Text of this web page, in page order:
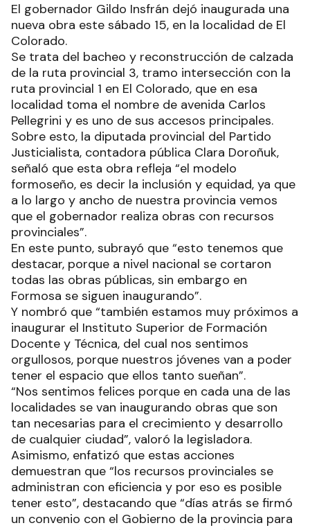
El gobernador Gildo Insfrán dejó inaugurada una
nueva obra este sábado 15, en la localidad de El
Colorado.
Se trata del bacheo y reconstrucción de calzada
de la ruta provincial 3, tramo intersección con la
ruta provincial 1 en El Colorado, que en esa
localidad toma el nombre de avenida Carlos
Pellegrini y es uno de sus accesos principales.
Sobre esto, la diputada provincial del Partido
Justicialista, contadora pública Clara Doroñuk,
señaló que esta obra refleja “el modelo
formoseño, es decir la inclusión y equidad, ya que
a lo largo y ancho de nuestra provincia vemos
que el gobernador realiza obras con recursos
provinciales”.
En este punto, subrayó que “esto tenemos que
destacar, porque a nivel nacional se cortaron
todas las obras públicas, sin embargo en
Formosa se siguen inaugurando”.
Y nombró que “también estamos muy próximos a
inaugurar el Instituto Superior de Formación
Docente y Técnica, del cual nos sentimos
orgullosos, porque nuestros jóvenes van a poder
tener el espacio que ellos tanto sueñan”.
“Nos sentimos felices porque en cada una de las
localidades se van inaugurando obras que son
tan necesarias para el crecimiento y desarrollo
de cualquier ciudad”, valoró la legisladora.
Asimismo, enfatizó que estas acciones
demuestran que “los recursos provinciales se
administran con eficiencia y por eso es posible
tener esto”, destacando que “días atrás se firmó
un convenio con el Gobierno de la provincia para